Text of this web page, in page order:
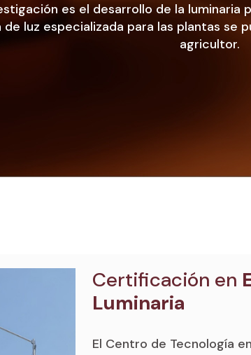
es el desarrollo de la
luz especializada para las plantas
agricultor.
Certificación en
Luminaria
El Centro de Tecnología